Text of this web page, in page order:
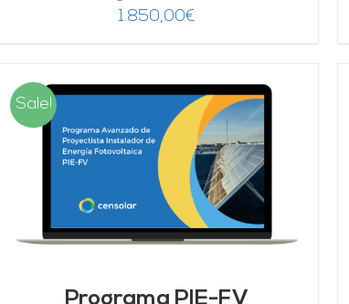
1.850,00€
Sale!
AÑADIR AL CARRITO DETALLES